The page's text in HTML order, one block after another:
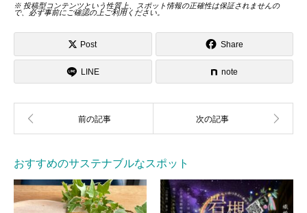
※ 投稿型コンテンツという性質上、スポット情報の正確性は保証されませんの
で、必ず事前にご確認の上ご利用ください。
Post Share
LINE note
おすすめのサステナブルなスポット